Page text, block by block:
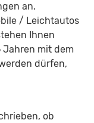
an.
/ Leichtautos
Ihnen
Jahren mit dem
dürfen,
ob